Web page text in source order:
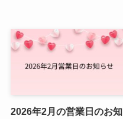
2026年2月の営業日のお知